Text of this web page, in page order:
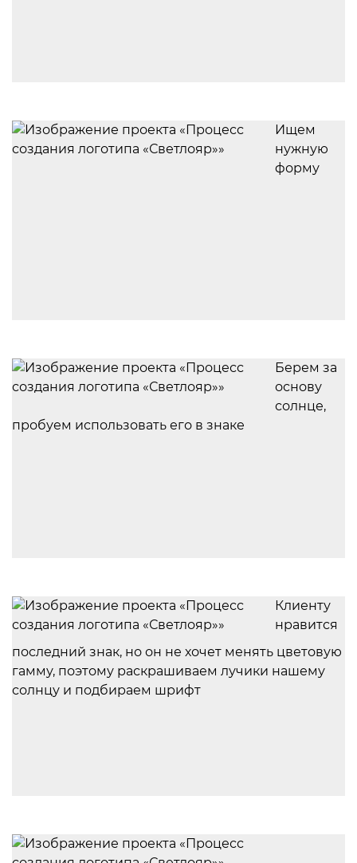
Ищем
нужную
форму
Берем за
основу
солнце,
пробуем использовать его в знаке
Клиенту
нравится
последний знак, но он не хочет менять цветовую
гамму, поэтому раскрашиваем лучики нашему
солнцу и подбираем шрифт